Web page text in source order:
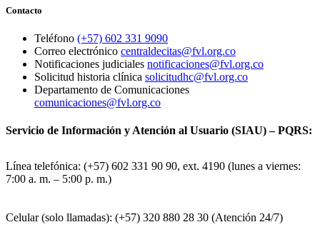
Contacto
Teléfono (+57) 602 331 9090
Correo electrónico centraldecitas@fvl.org.co
Notificaciones judiciales notificaciones@fvl.org.co
Solicitud historia clínica solicitudhc@fvl.org.co
Departamento de Comunicaciones
comunicaciones@fvl.org.co
Servicio de Información y Atención al Usuario (SIAU) – PQRS:
Línea telefónica: (+57) 602 331 90 90, ext. 4190 (lunes a viernes:
7:00 a. m. – 5:00 p. m.)
Celular (solo llamadas): (+57) 320 880 28 30 (Atención 24/7)